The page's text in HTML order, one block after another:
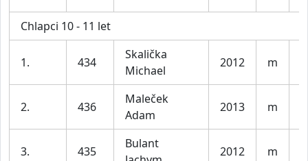
Chlapci 10 - 11 let
1. 434
Skalička
Michael
2012 m
2. 436
Maleček
Adam
2013 m
3. 435
Bulant
2012 m